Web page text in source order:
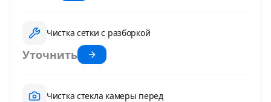
Чистка сетки с разборкой
Уточнить
Чистка стекла камеры перед